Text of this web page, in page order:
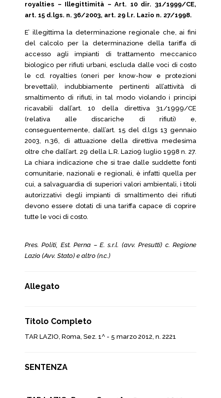
royalties – Illegittimità – Art. 10 dir. 31/1999/CE,
art. 15 d.lgs. n. 36/2003, art. 29 l.r. Lazio n. 27/1998.
E’ illegittima la determinazione regionale che, ai fini
del calcolo per la determinazione della tariffa di
accesso agli impianti di trattamento meccanico
biologico per rifiuti urbani, escluda dalle voci di costo
le cd. royalties (oneri per know-how e protezioni
brevettali), indubbiamente pertinenti all’attività di
smaltimento di rifiuti, in tal modo violando i principi
ricavabili dall’art. 10 della direttiva 31/1999/CE
(relativa alle discariche di rifiuti) e,
conseguentemente, dall’art. 15 del d.lgs 13 gennaio
2003, n.36, di attuazione della direttiva medesima
oltre che dall’art. 29 della L.R. Lazio9 luglio 1998 n. 27.
La chiara indicazione che si trae dalle suddette fonti
comunitarie, nazionali e regionali, è infatti quella per
cui, a salvaguardia di superiori valori ambientali, i titoli
autorizzativi degli impianti di smaltimento dei rifiuti
devono essere dotati di una tariffa capace di coprire
tutte le voci di costo.
Pres. Politi, Est. Perna – E. s.r.l. (avv. Presutti) c. Regione
Lazio (Avv. Stato) e altro (n.c.)
Allegato
Titolo Completo
TAR LAZIO, Roma, Sez. 1^ - 5 marzo 2012, n. 2221
SENTENZA